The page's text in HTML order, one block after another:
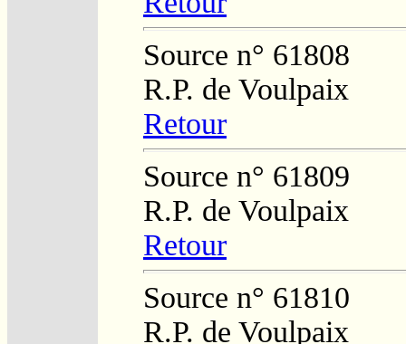
Source n° 61808
R.P. de Voulpaix
Retour
Source n° 61809
R.P. de Voulpaix
Retour
Source n° 61810
R.P. de Voulpaix